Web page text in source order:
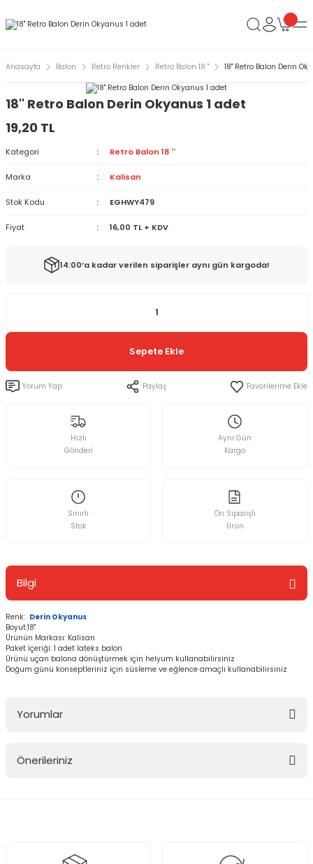
Anasayfa Balon Retro Renkler Retro Balon 18 '' 18'' Retro Balon Derin
18'' Retro Balon Derin Okyanus 1 adet
19,20 TL
Kategori Retro Balon 18 ''
Marka Kalisan
Stok Kodu EGHWY479
Fiyat 16,00 TL + KDV
14:00’a kadar verilen siparişler aynı gün kargoda!
Sepete Ekle
Yorum Yap Paylaş
Hızlı
Gönderi
Aynı Gün
Kargo
Sınırlı
Stok
Ön Siparişli
Ürün
Bilgi
Renk: Derin Okyanus
Boyut:18''
Ürünün Markası: Kalisan
Paket İçeriği: 1 adet lateks balon
Ürünü uçan balona dönüştürmek için helyum kullanabilirsiniz
Doğum günü konseptleriniz için süsleme ve eğlence amaçlı kullanabilirsiniz
Yorumlar
Önerileriniz